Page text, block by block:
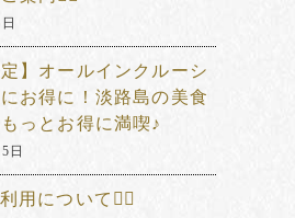
定】オールインクルーシ
お得に！淡路島の美食
っとお得に満喫♪
日
用について🏊‍♂️